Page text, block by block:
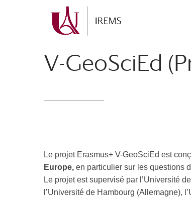
principal
navigation
V-GeoSciEd
Le projet Erasmus+ V-GeoSciEd est
Europe, en particulier sur les questions
Le projet est supervisé par l’Université
l’Université de Hambourg (Allemagne),